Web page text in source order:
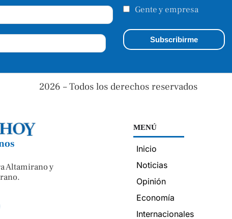
Gente y empresa
2026 – Todos los derechos reservados
Altamirano y
MENÚ
Inicio
Noticias
Opinión
Economía
Internacionales